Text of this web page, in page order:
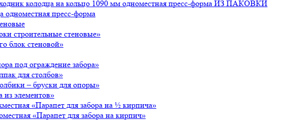
колодца на кольцо 1090 мм одноместная пресс-форма ИЗ ПАКОВКИ
одноместная пресс-форма
строительные стеновые»
блок стеновой»
под ограждение забора»
для столбов»
– бруски для опоры»
из элементов»
«Парапет для забора на ½ кирпича»
«Парапет для забора на кирпич»